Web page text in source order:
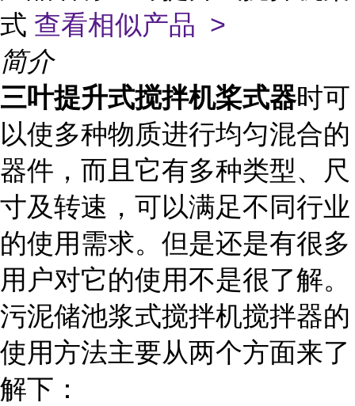
式 查看相似产品 >
简介
三叶提升式搅拌机桨式器时可
以使多种物质进行均匀混合的
器件，而且它有多种类型、尺
寸及转速，可以满足不同行业
的使用需求。但是还是有很多
用户对它的使用不是很了解。
污泥储池浆式搅拌机搅拌器的
使用方法主要从两个方面来了
解下：